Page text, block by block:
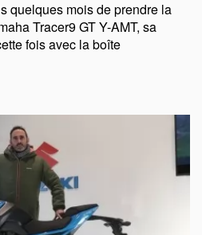
quelques mois de prendre la
Tracer9 GT Y-AMT, sa
fois avec la boîte